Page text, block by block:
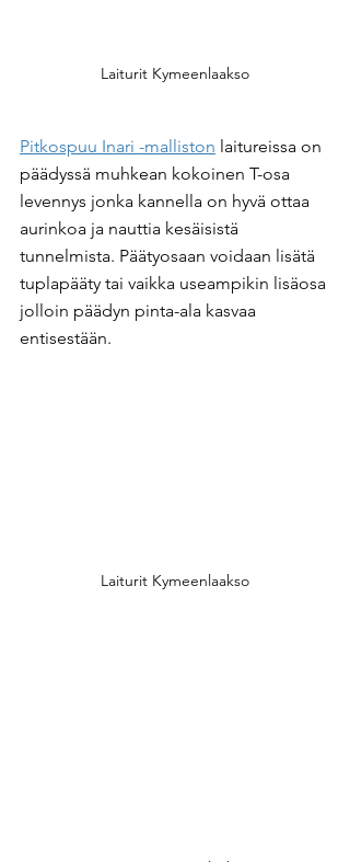
Laiturit Kymeenlaakso
Pitkospuu Inari -malliston laitureissa on
päädyssä muhkean kokoinen T-osa
levennys jonka kannella on hyvä ottaa
aurinkoa ja nauttia kesäisistä
tunnelmista. Päätyosaan voidaan lisätä
tuplapääty tai vaikka useampikin lisäosa
jolloin päädyn pinta-ala kasvaa
entisestään.
Laiturit Kymeenlaakso